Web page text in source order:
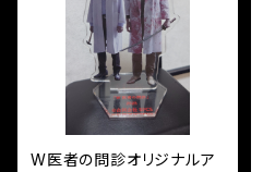
W医者の問診オリジナルア